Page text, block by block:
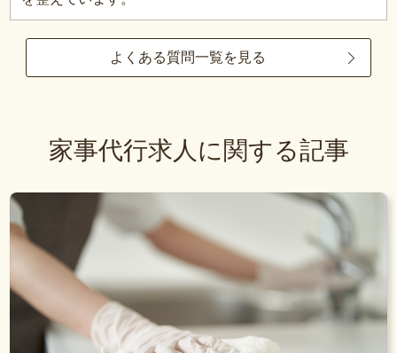
よくある質問一覧を見る
家事代行求人に関する記事